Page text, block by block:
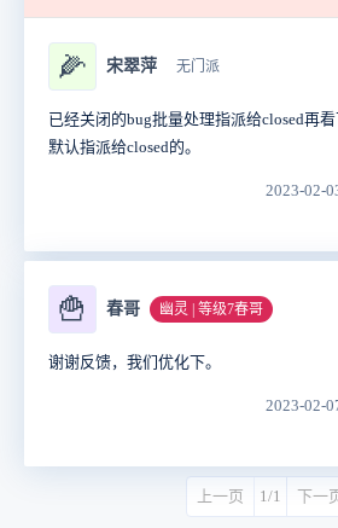
🌽 宋翠萍 无门派
已经关闭的bug批量处理指派给closed再
默认指派给closed的。
2023-02-
🍟 春哥 幽灵 | 等级7春哥
谢谢反馈，我们优化下。
2023-02-
上一页 1/1 下一